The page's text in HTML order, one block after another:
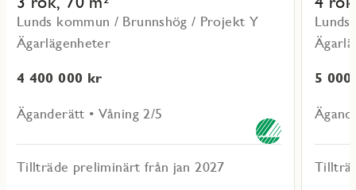
Lunds kommun / Brunnshög / Projekt Y
Ägarlägenheter
4 400 000 kr
Äganderätt • Våning 2/5
Tillträde preliminärt från jan 2027
5